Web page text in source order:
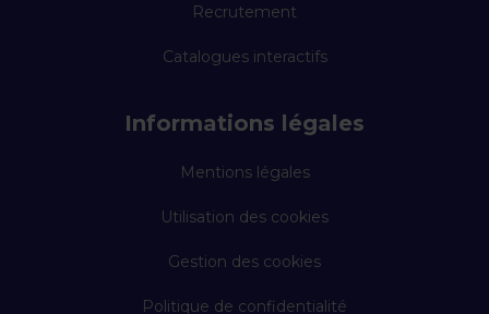
Recrutement
Catalogues interactifs
Informations légales
Mentions légales
Utilisation des cookies
Gestion des cookies
Politique de confidentialité